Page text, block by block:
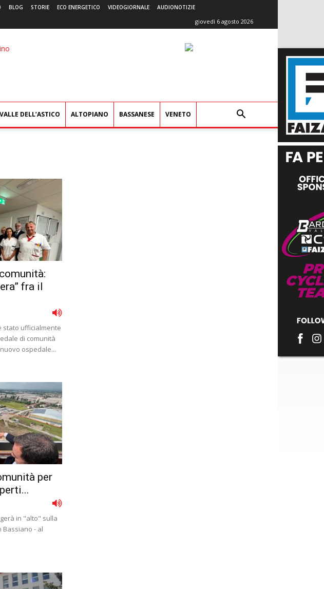
BLOG STORIE ECO ENERGETICO VIDEOGIORNALE AUDIONOTIZIE
giovedì 6 agosto 2026
VALLE DELL’ASTICO ALTOPIANO BASSANESE VENETO
fra il
stato ufficialmente
di comunità
ospedale...
per
in "alto" sulla
- al